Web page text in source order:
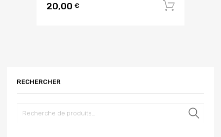
20,00 €
RECHERCHER